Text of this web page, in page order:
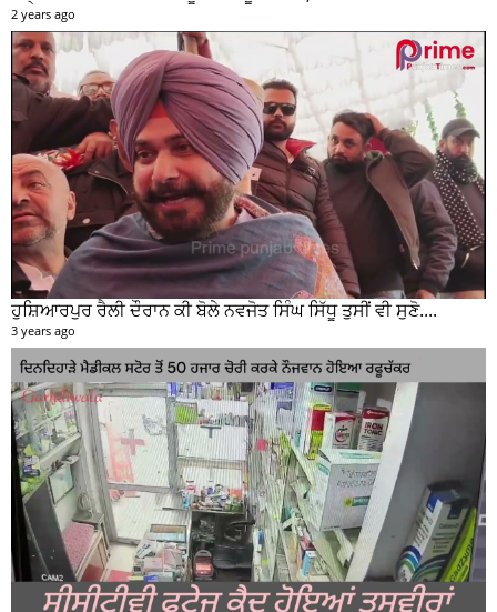
2 years ago
ਹੁਸ਼ਿਆਰਪੁਰ ਰੈਲੀ ਦੌਰਾਨ ਕੀ ਬੋਲੇ ਨਵਜੋਤ ਸਿੰਘ ਸਿੱਧੂ ਤੁਸੀਂ ਵੀ ਸੁਣੋ....
3 years ago